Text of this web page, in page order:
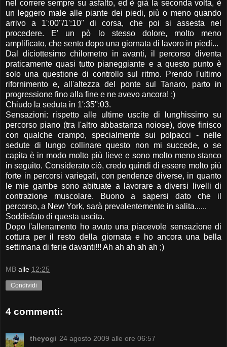
nel correre sempre su asfalto, ed è già la seconda volta, è
un leggero male alle piante dei piedi, più o meno quando
arrivo a 1':00''/1':10'' di corsa, che poi si assesta nel
procedere. E' un pò lo stesso dolore, molto meno
amplificato, che sento dopo una giornata di lavoro in piedi...
Dal diciottesimo chilometro in avanti, il percorso diventa
praticamente quasi tutto pianeggiante e a questo punto è
solo una questione di controllo sul ritmo. Prendo l'ultimo
rifornimento e, all'altezza del ponte sul Tanaro, parto in
progressione fino alla fine e ne avevo ancora! ;)
Chiudo la seduta in 1':35'':03.
Sensazioni: rispetto alle ultime uscite di lunghissimo su
percorso piano (tra l'altro abbastanza noiose), dove finisco
con qualche crampo, specialmente sui polpacci - nelle
sedute di lungo collinare questo non mi succede, o se
capita è in modo molto più lieve e sono molto meno stanco
in seguito. Considerato ciò, credo quindi di essere molto più
forte in percorsi variegati, con pendenze diverse, in quanto
le mie gambe sono abituate a lavorare a diversi livelli di
contrazione muscolare. Buono a sapersi dato che il
percorso, a New York, sarà prevalentemente in salita......
Soddisfato di questa uscita.
Dopo l'allenamento ho avuto una piacevole sensazione di
cottura per il resto della giornata e ho ancora una bella
settimana di ferie davanti!!! Ah ah ah ah ah ;)
MB alle 12:25
Condividi
4 commenti:
theyogi 24 agosto 2009 alle ore 06:57